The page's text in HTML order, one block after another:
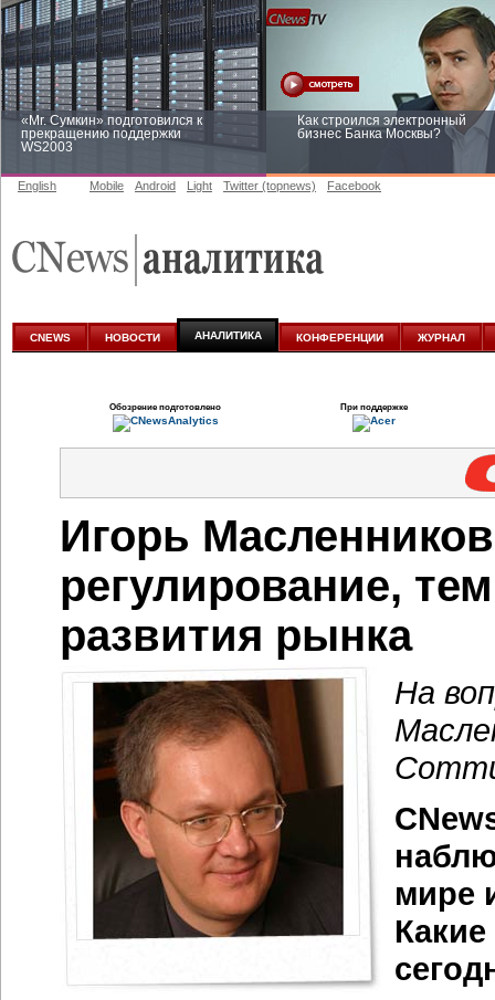
«Mr. Сумкин» подготовился к
прекращению поддержки
WS2003
Как строился электронный
бизнес Банка Москвы?
аналитике
English Mobile Android Light Twitter (topnews) Facebook
CNEWS НОВОСТИ АНАЛИТИКА КОНФЕРЕНЦИИ ЖУРНАЛ
Обозрение подготовлено При поддержке
Игорь
регулирование,
развития рынка
На
мире